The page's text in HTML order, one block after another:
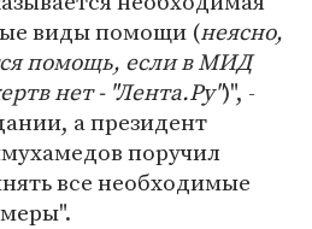
виды помощи (неясно,
помощь, если в МИД
нет - "Лента.Ру")", -
а президент
поручил
все необходимые